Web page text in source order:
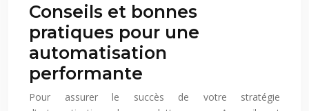
Conseils et bonnes
pratiques pour une
automatisation
performante
Pour assurer le succès de votre stratégie